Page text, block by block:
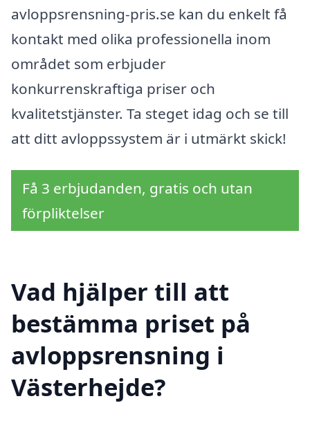
avloppsrensning-pris.se kan du enkelt få
kontakt med olika professionella inom
området som erbjuder
konkurrenskraftiga priser och
kvalitetstjänster. Ta steget idag och se till
att ditt avloppssystem är i utmärkt skick!
Få 3 erbjudanden, gratis och utan
förpliktelser
Vad hjälper till att
bestämma priset på
avloppsrensning i
Västerhejde?